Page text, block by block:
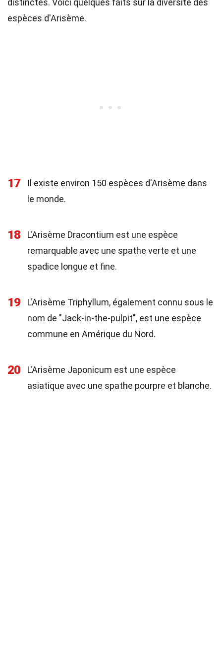
distinctes. Voici quelques faits sur la diversité des
espèces d'Arisème.
17
Il existe environ 150 espèces d'Arisème dans
le monde.
18
L'Arisème Dracontium est une espèce
remarquable avec une spathe verte et une
spadice longue et fine.
19
L'Arisème Triphyllum, également connu sous le
nom de "Jack-in-the-pulpit", est une espèce
commune en Amérique du Nord.
20
L'Arisème Japonicum est une espèce
asiatique avec une spathe pourpre et blanche.